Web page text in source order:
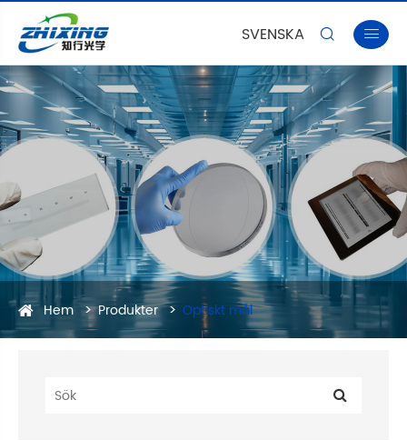
SVENSKA  
Hem Produkter Optiskt mål